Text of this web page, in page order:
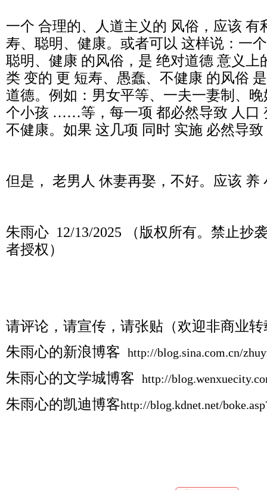
一个 合理的、人道主义的 风俗，应该 有
寿、聪明、健康。或者可以 这样说：一
聪明、健康 的风俗，是 绝对道德 意义上
类 变的 更 短寿、愚蠢、不健康 的风俗
道德。例如：男女平等、一夫一妻制、
个小孩 ……等，每一项 都必然导致 人口
不健康。如果 这几项 同时 实施 必然导
但是， 老男人 休妻再娶，不好。应该 养
朱雨心 12/13/2025 （版权所有。禁止抄
者授权）
请评论，请宣传，请张贴（欢迎非商业
朱雨心的新浪博客 http://blog.sina.com.cn/
朱雨心的文学城博客 http://
朱雨心的凯迪博客http://blog.kdnet.net/